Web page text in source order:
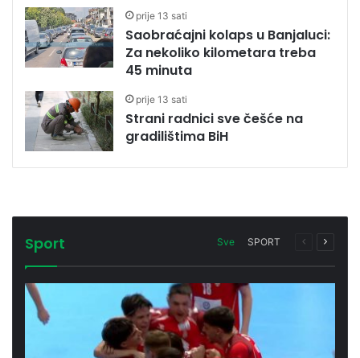
prije 13 sati
Saobraćajni kolaps u Banjaluci:
Za nekoliko kilometara treba
45 minuta
prije 13 sati
Strani radnici sve češće na
gradilištima BiH
Sport Sve SPORT
Prethodna